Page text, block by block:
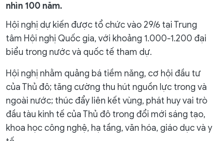
nhìn 100 năm.
Hội nghị dự kiến được tổ chức vào 29/6 tại Trung
tâm Hội nghị Quốc gia, với khoảng 1.000-1.200 đại
biểu trong nước và quốc tế tham dự.
Hội nghị nhằm quảng bá tiềm năng, cơ hội đầu tư
của Thủ đô; tăng cường thu hút nguồn lực trong và
ngoài nước; thúc đẩy liên kết vùng, phát huy vai trò
đầu tàu kinh tế của Thủ đô trong đổi mới sáng tạo,
khoa học công nghệ, hạ tầng, văn hóa, giáo dục và y